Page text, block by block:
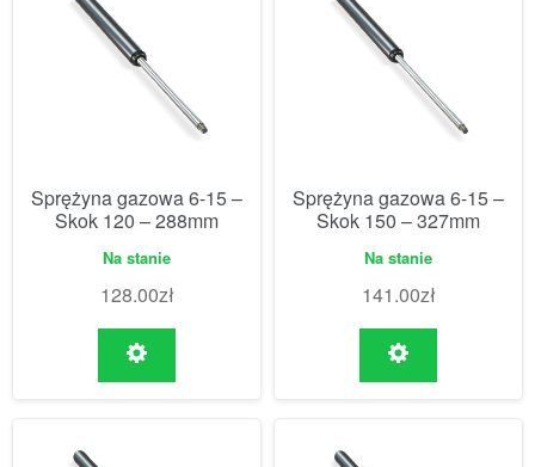
Sprężyna gazowa 6-15 –
Skok 120 – 288mm
Na stanie
128.00zł
Sprężyna gazowa 6-15 –
Skok 150 – 327mm
Na stanie
141.00zł